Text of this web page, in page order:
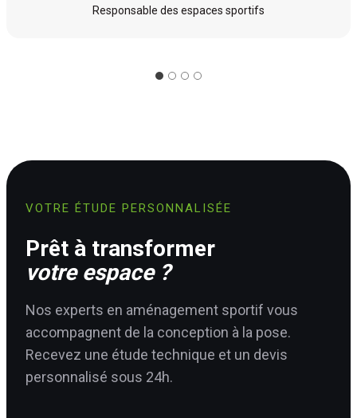
Responsable des espaces sportifs
VOTRE ÉTUDE PERSONNALISÉE
Prêt à transformer
votre espace ?
Nos experts en aménagement sportif vous
accompagnent de la conception à la pose.
Recevez une étude technique et un devis
personnalisé sous 24h.